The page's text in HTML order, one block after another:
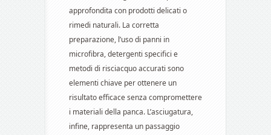
approfondita con prodotti delicati o
rimedi naturali. La corretta
preparazione, l’uso di panni in
microfibra, detergenti specifici e
metodi di risciacquo accurati sono
elementi chiave per ottenere un
risultato efficace senza compromettere
i materiali della panca. L’asciugatura,
infine, rappresenta un passaggio